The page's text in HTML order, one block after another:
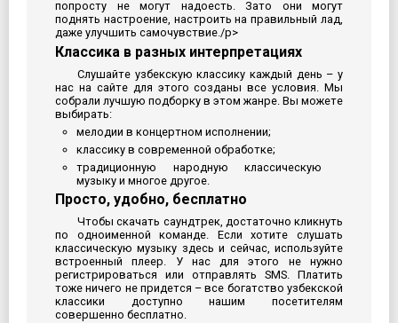
попросту не могут надоесть. Зато они могут
поднять настроение, настроить на правильный лад,
даже улучшить самочувствие./p>
Классика в разных интерпретациях
Слушайте узбекскую классику каждый день – у
нас на сайте для этого созданы все условия. Мы
собрали лучшую подборку в этом жанре. Вы можете
выбирать:
мелодии в концертном исполнении;
классику в современной обработке;
традиционную народную классическую
музыку и многое другое.
Просто, удобно, бесплатно
Чтобы скачать саундтрек, достаточно кликнуть
по одноименной команде. Если хотите слушать
классическую музыку здесь и сейчас, используйте
встроенный плеер. У нас для этого не нужно
регистрироваться или отправлять SMS. Платить
тоже ничего не придется – все богатство узбекской
классики доступно нашим посетителям
совершенно бесплатно.